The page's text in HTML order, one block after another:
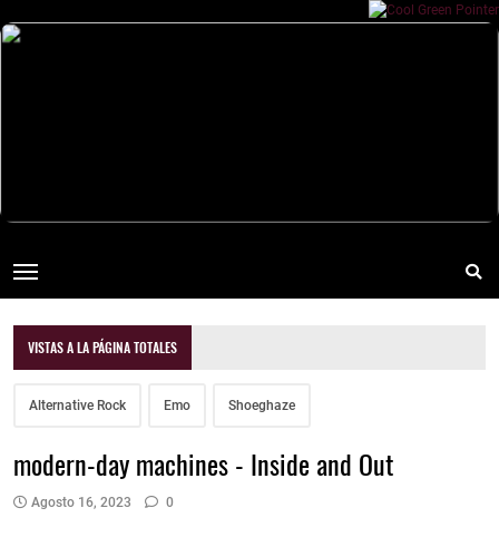
VISTAS A LA PÁGINA TOTALES
Alternative Rock Emo Shoeghaze
modern-day machines - Inside and Out
Agosto 16, 2023 0